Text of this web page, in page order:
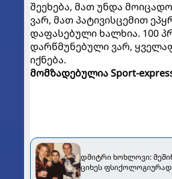
შეეხება, მათ უნდა
ვარ, მათ პატივისცემით
დაფასებული ხალხია. 100
დარწმუნებული ვარ,
იქნება.
მომზადებულია Sport-
დმიტრი ხოხლოვი:
ციხეს ფსიქოლოგიურად